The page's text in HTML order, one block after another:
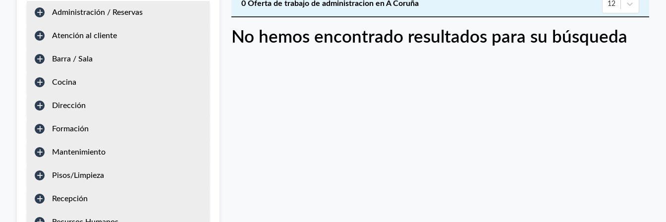
Administración / Reservas
Atención al cliente
Barra / Sala
Cocina
Dirección
Formación
Mantenimiento
Pisos/Limpieza
Recepción
0 Oferta de trabajo de administracion en A Coruña 12
No hemos encontrado resultados para su búsqueda